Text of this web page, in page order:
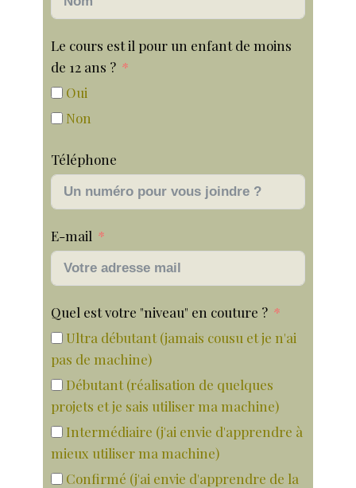
Le cours est il pour un enfant de moins
de 12 ans ?
Oui
Non
Téléphone
E-mail
Quel est votre "niveau" en couture ?
Ultra débutant (jamais cousu et je n'ai
pas de machine)
Débutant (réalisation de quelques
projets et je sais utiliser ma machine)
Intermédiaire (j'ai envie d'apprendre à
mieux utiliser ma machine)
Confirmé (j'ai envie d'apprendre de la